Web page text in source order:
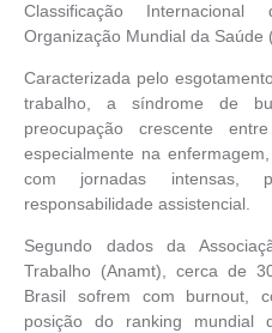
Classificação
Organização Mundial da Saúde
Caracterizada pelo
trabalho, a síndrome de
preocupação crescente
especialmente na
com jornadas intensas,
responsabilidade assistencial.
Segundo dados da
Trabalho (Anamt), cerca de
Brasil sofrem com burnout,
posição do ranking mundial